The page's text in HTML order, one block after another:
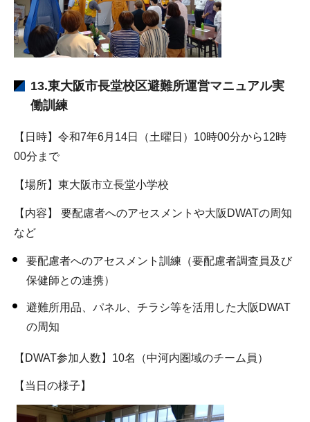
13.東大阪市長堂校区避難所運営マニュアル実
働訓練
【日時】令和7年6月14日（土曜日）10時00分から12時
00分まで
【場所】東大阪市立長堂小学校
【内容】 要配慮者へのアセスメントや大阪DWATの周知
など
要配慮者へのアセスメント訓練（要配慮者調査員及び
保健師との連携）
避難所用品、パネル、チラシ等を活用した大阪DWAT
の周知
【DWAT参加人数】10名（中河内圏域のチーム員）
【当日の様子】